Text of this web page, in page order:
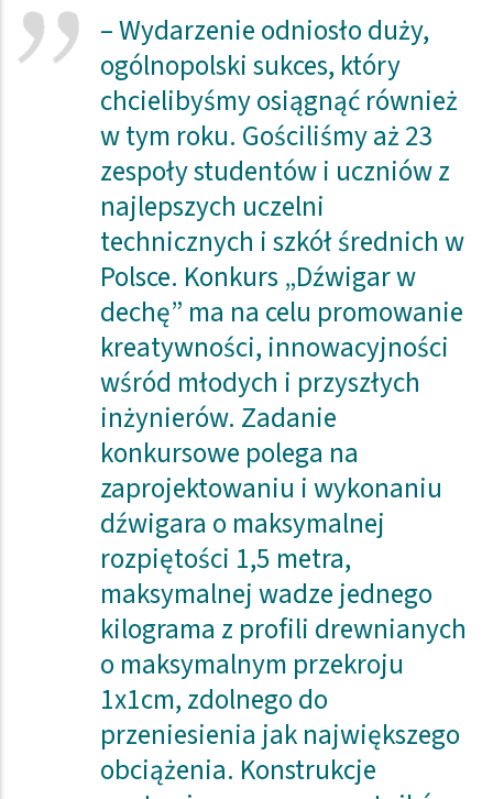
– Wydarzenie odniosło duży,
ogólnopolski sukces, który
chcielibyśmy osiągnąć również
w tym roku. Gościliśmy aż 23
zespoły studentów i uczniów z
najlepszych uczelni
technicznych i szkół średnich w
Polsce. Konkurs „Dźwigar w
dechę” ma na celu promowanie
kreatywności, innowacyjności
wśród młodych i przyszłych
inżynierów. Zadanie
konkursowe polega na
zaprojektowaniu i wykonaniu
dźwigara o maksymalnej
rozpiętości 1,5 metra,
maksymalnej wadze jednego
kilograma z profili drewnianych
o maksymalnym przekroju
1x1cm, zdolnego do
przeniesienia jak największego
obciążenia. Konstrukcje